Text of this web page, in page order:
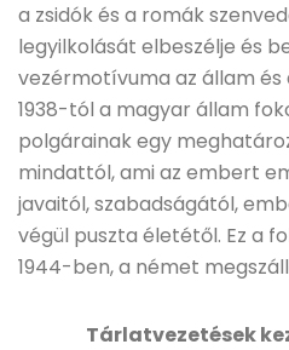
a zsidók és a romák
legyilkolását elbeszélje és
vezérmotívuma az állam és
1938-tól a magyar állam
polgárainak egy
mindattól, ami az embert
javaitól, szabadságától,
végül puszta életétől. Ez a
1944-ben, a német
Tárlatvezetések